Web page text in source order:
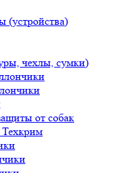
(устройства)
чехлы, сумки)
от собак